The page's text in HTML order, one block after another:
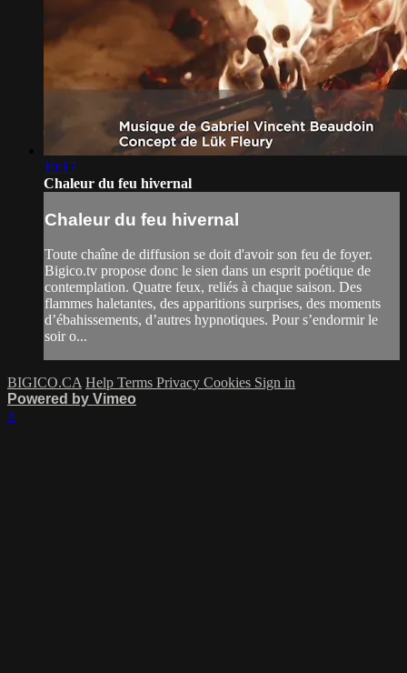
10:17
Chaleur du feu hivernal
Chaleur du feu hivernal
Toute chaîne de diffusion se doit d'avoir son feu de foyer.
Bigico.tv propose donc le sien dans un esprit poétique de
contemplation. Quatre feux, reliés à chaque saison. Des
flammes haletantes, des apparitions surprises, des moments
d’ébahissements, d’autres hypnotiques. Pour s’endormir le
soir o...
BIGICO.CA Help Terms Privacy Cookies Sign in
Powered by Vimeo
×